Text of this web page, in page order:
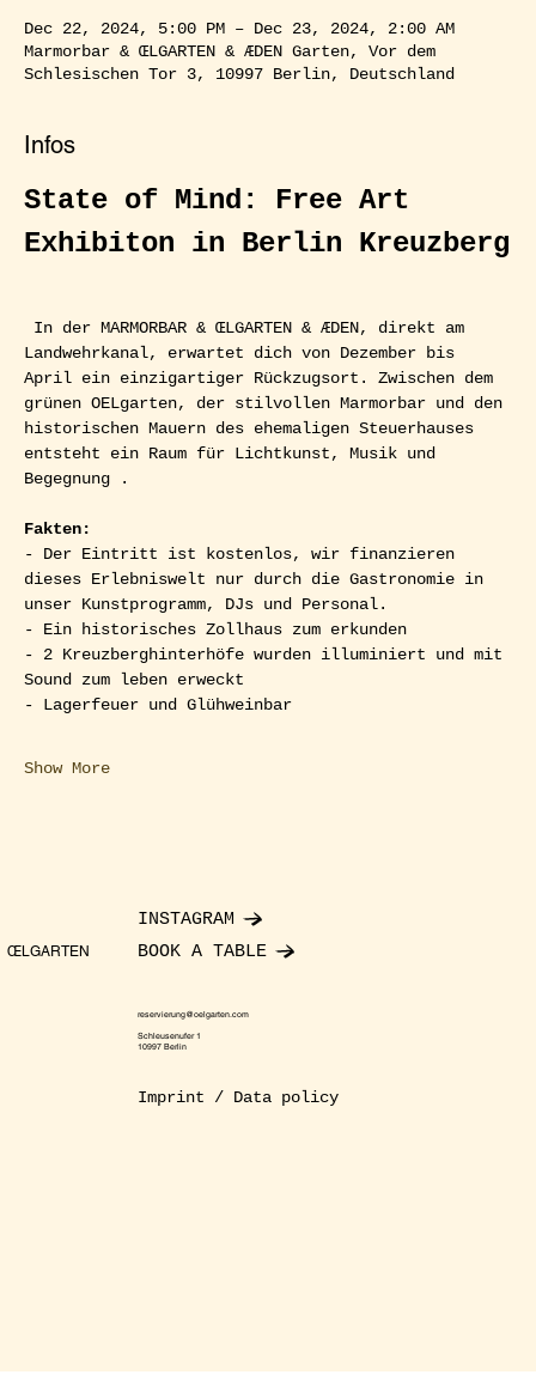
Dec 22, 2024, 5:00 PM – Dec 23, 2024, 2:00 AM
Marmorbar & ŒLGARTEN & ÆDEN Garten, Vor dem
Schlesischen Tor 3, 10997 Berlin, Deutschland
Infos
State of Mind: Free Art
Exhibiton in Berlin Kreuzberg
Landwehrkanal, erwartet dich von Dezember bis
April ein einzigartiger Rückzugsort. Zwischen dem
grünen OELgarten, der stilvollen Marmorbar und den
historischen Mauern des ehemaligen Steuerhauses
entsteht ein Raum für Lichtkunst, Musik und
Begegnung .
Fakten:
- Der Eintritt ist kostenlos, wir finanzieren
dieses Erlebniswelt nur durch die Gastronomie in
unser Kunstprogramm, DJs und Personal.
- Ein historisches Zollhaus zum erkunden
- 2 Kreuzberghinterhöfe wurden illuminiert und mit
Sound zum leben erweckt
- Lagerfeuer und Glühweinbar
Show More
ŒLGARTEN
INSTAGRAM
BOOK A TABLE
reservierung@oelgarten.com
Schleusenufer 1
10997 Berlin
Imprint / Data policy